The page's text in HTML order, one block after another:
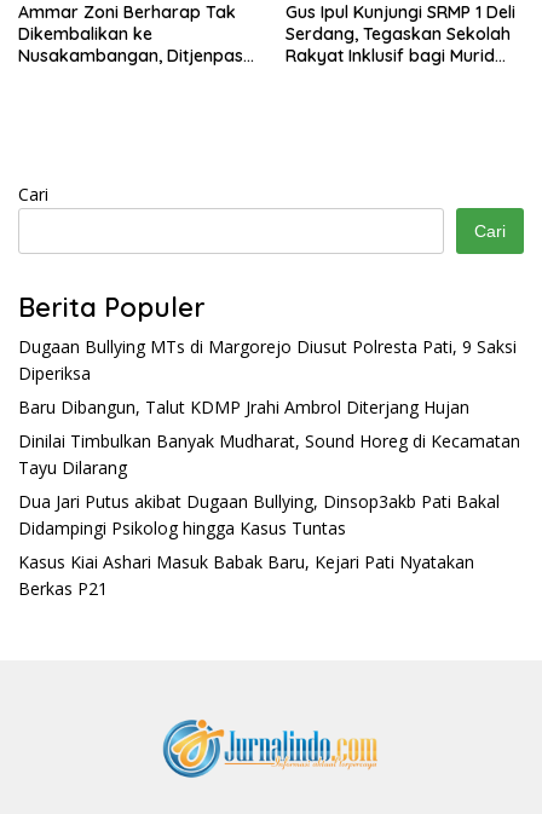
Ammar Zoni Berharap Tak
Dikembalikan ke
Nusakambangan, Ditjenpas
Gus Ipul Kunjungi SRMP 1 Deli
Serdang, Tegaskan Sekolah
Rakyat Inklusif bagi Murid
Cari
Cari
Berita Populer
Dugaan Bullying MTs di Margorejo Diusut Polresta Pati, 9 Saksi
Diperiksa
Baru Dibangun, Talut KDMP Jrahi Ambrol Diterjang Hujan
Dinilai Timbulkan Banyak Mudharat, Sound Horeg di Kecamatan
Tayu Dilarang
Dua Jari Putus akibat Dugaan Bullying, Dinsop3akb Pati Bakal
Didampingi Psikolog hingga Kasus Tuntas
Kasus Kiai Ashari Masuk Babak Baru, Kejari Pati Nyatakan
Berkas P21